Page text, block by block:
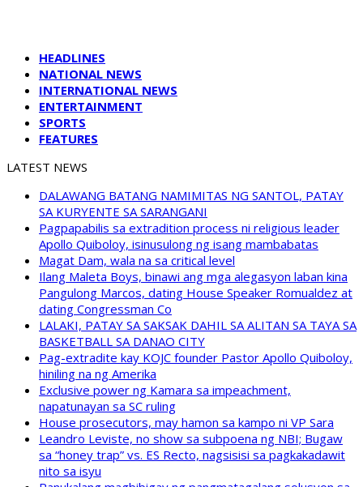
HEADLINES
NATIONAL NEWS
INTERNATIONAL NEWS
ENTERTAINMENT
SPORTS
FEATURES
LATEST NEWS
DALAWANG BATANG NAMIMITAS NG SANTOL, PATAY
SA KURYENTE SA SARANGANI
Pagpapabilis sa extradition process ni religious leader
Apollo Quiboloy, isinusulong ng isang mambabatas
Magat Dam, wala na sa critical level
Ilang Maleta Boys, binawi ang mga alegasyon laban kina
Pangulong Marcos, dating House Speaker Romualdez at
dating Congressman Co
LALAKI, PATAY SA SAKSAK DAHIL SA ALITAN SA TAYA SA
BASKETBALL SA DANAO CITY
Pag-extradite kay KOJC founder Pastor Apollo Quiboloy,
hiniling na ng Amerika
Exclusive power ng Kamara sa impeachment,
napatunayan sa SC ruling
House prosecutors, may hamon sa kampo ni VP Sara
Leandro Leviste, no show sa subpoena ng NBI; Bugaw
sa “honey trap” vs. ES Recto, nagsisisi sa pagkakadawit
nito sa isyu